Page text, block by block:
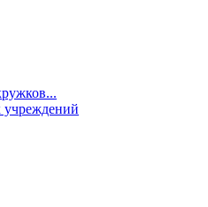
учреждений